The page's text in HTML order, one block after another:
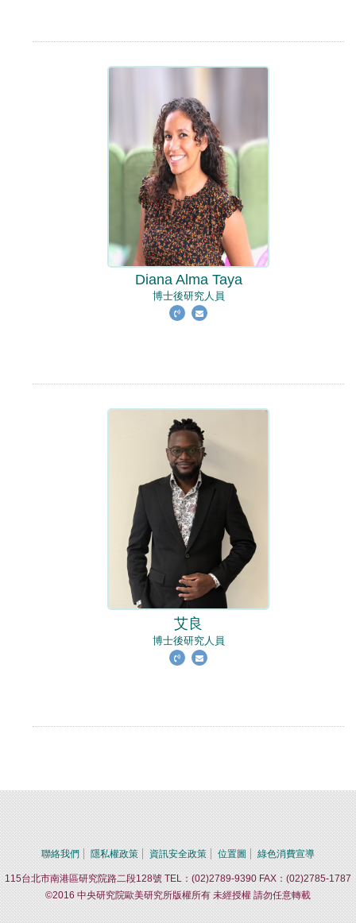
Diana Alma Taya
博士後研究人員
艾良
博士後研究人員
聯絡我們 隱私權政策 資訊安全政策 位置圖 綠色消費宣導
115台北市南港區研究院路二段128號 TEL：(02)2789-9390 FAX：(02)2785-1787
©2016 中央研究院歐美研究所版權所有 未經授權 請勿任意轉載